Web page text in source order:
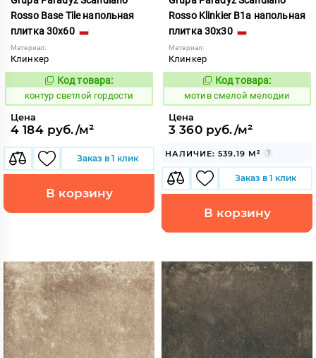
Rosso Base Tile напольная
плитка 30x60
Материал:
Клинкер
760393
Код товара:
контур светлой гордости
Цена
4 184 руб./м²
Заказ в 1 клик
В корзину
Rosso Klinkier B1a напольная
плитка 30x30
Материал:
Клинкер
1042798
Код товара:
мотив смелой мелодии
Цена
3 360 руб./м²
НАЛИЧИЕ: 539.19 М²
Заказ в 1 клик
В корзину